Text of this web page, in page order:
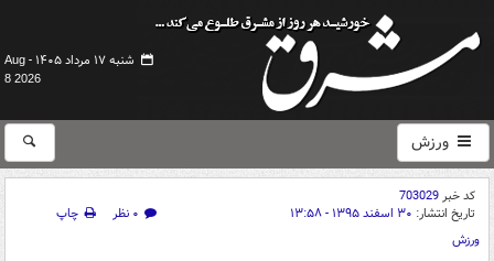
شنبه ۱۷ مرداد ۱۴۰۵ -
Aug
8 2026
ورزش
کد خبر703029
تاریخ انتشار: ۳۰ اسفند ۱۳۹۵ - ۱۳:۵۸ ۰ نظر
چاپ
ورزش